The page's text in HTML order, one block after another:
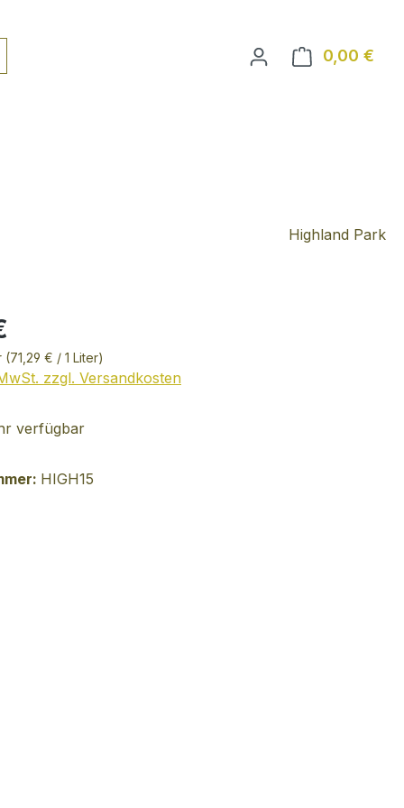
0,00 €
Highland Park
(71,29 € / 1 Liter)
zzgl. Versandkosten
verfügbar
HIGH15